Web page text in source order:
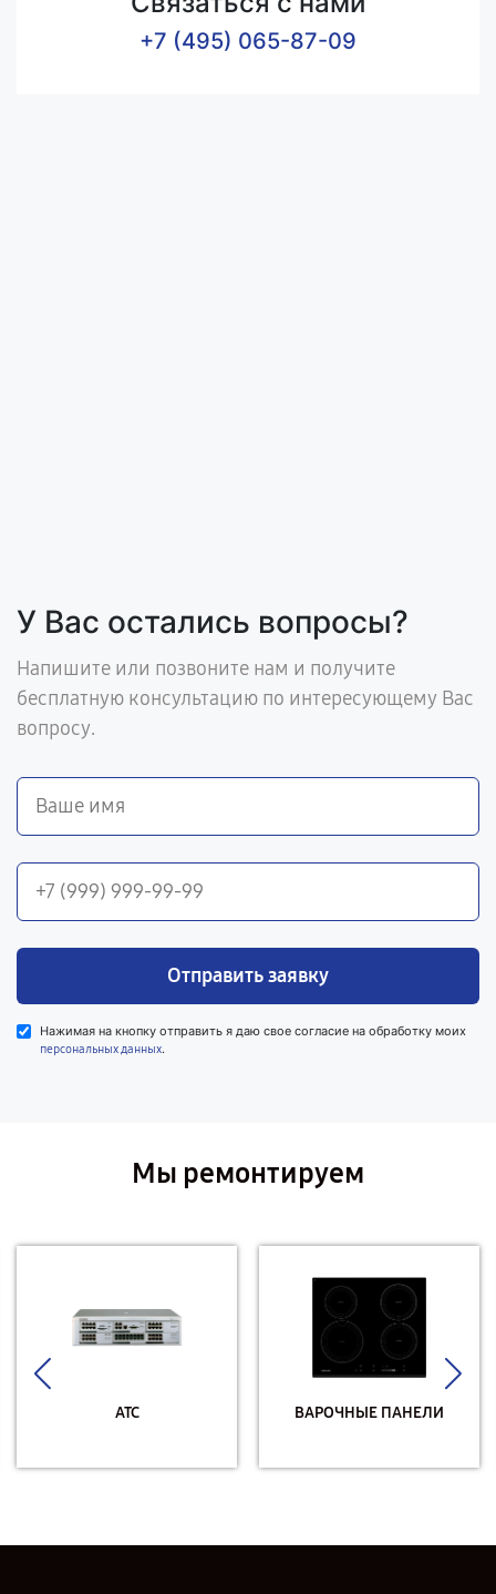
+7 (495) 065-87-09
У Вас остались вопросы?
Напишите или позвоните нам и получите
бесплатную консультацию по интересующему Вас
вопросу.
Отправить заявку
Нажимая на кнопку отправить я даю свое согласие на обработку моих
персональных данных.
Мы ремонтируем
АТС ВАРОЧНЫЕ ПАНЕЛИ